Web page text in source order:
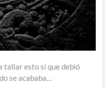
tallar esto sí que debió
se acababa…